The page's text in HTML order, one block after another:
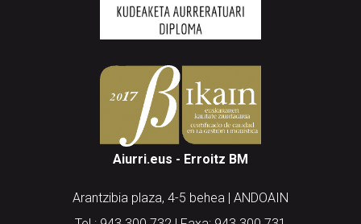
Aiurri.eus - Erroitz BM
Arantzibia plaza, 4-5 behea | ANDOAIN